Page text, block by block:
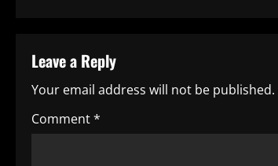
i
n
u
Leave a Reply
Your email address will not be published.
Comment*